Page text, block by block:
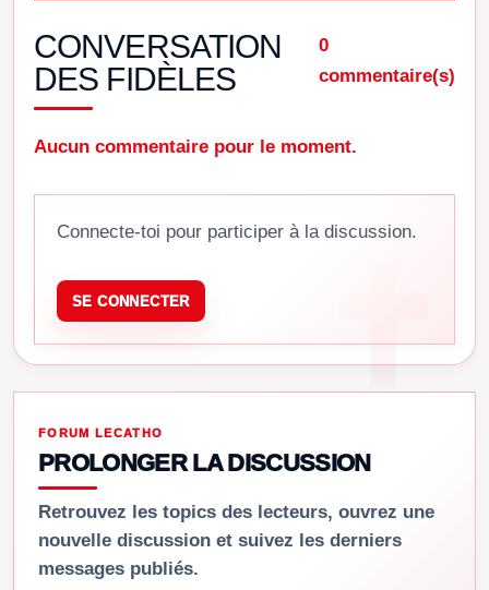
CONVERSATION
DES FIDÈLES
0
commentaire(s)
Aucun commentaire pour le moment.
Connecte-toi pour participer à la discussion.
SE CONNECTER
FORUM LECATHO
PROLONGER LA DISCUSSION
Retrouvez les topics des lecteurs, ouvrez une
nouvelle discussion et suivez les derniers
messages publiés.